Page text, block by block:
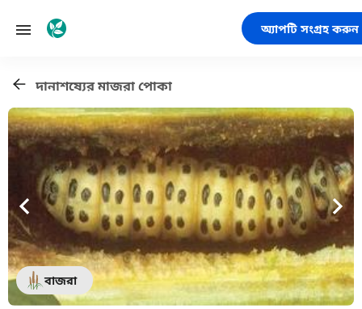
অ্যাপটি সংগ্রহ করুন
দানাশষ্যের মাজরা পোকা
বাজরা